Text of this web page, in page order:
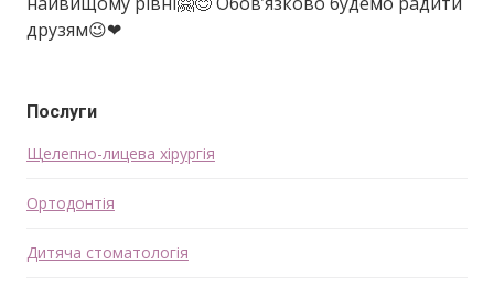
друзям😉❤
Послуги
Щелепно-лицева хірургія
Ортодонтія
Дитяча стоматологія